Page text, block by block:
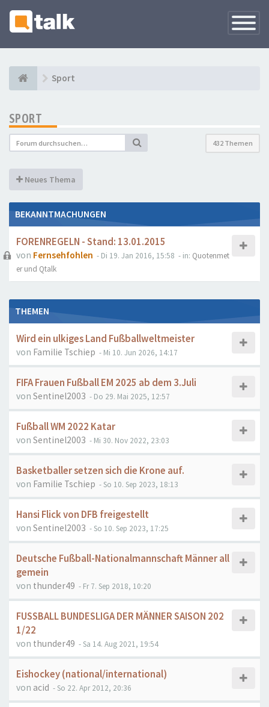
Sport
SPORT
432 Themen
Neues Thema
BEKANNTMACHUNGEN
FORENREGELN - Stand: 13.01.2015
von Fernsehfohlen - Di 19. Jan 2016, 15:58 - in: Quotenmet
er und Qtalk
THEMEN
Wird ein ulkiges Land Fußballweltmeister
von Familie Tschiep - Mi 10. Jun 2026, 14:17
FIFA Frauen Fußball EM 2025 ab dem 3.Juli
von Sentinel2003 - Do 29. Mai 2025, 12:57
Fußball WM 2022 Katar
von Sentinel2003 - Mi 30. Nov 2022, 23:03
Basketballer setzen sich die Krone auf.
von Familie Tschiep - So 10. Sep 2023, 18:13
Hansi Flick von DFB freigestellt
von Sentinel2003 - So 10. Sep 2023, 17:25
Deutsche Fußball-Nationalmannschaft Männer all
gemein
von thunder49 - Fr 7. Sep 2018, 10:20
FUSSBALL BUNDESLIGA DER MÄNNER SAISON 202
1/22
von thunder49 - Sa 14. Aug 2021, 19:54
Eishockey (national/international)
von acid - So 22. Apr 2012, 20:36